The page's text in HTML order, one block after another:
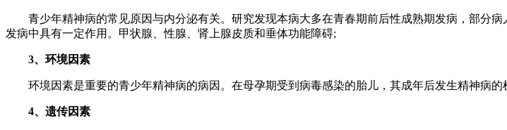
青少年精神病的常见原因与内分泌有关。研究发现本病大多在青春期前后性成熟期发病，部分
发病中具有一定作用。甲状腺、性腺、肾上腺皮质和垂体功能障碍;
3、环境因素
环境因素是重要的青少年精神病的病因。在母孕期受到病毒感染的胎儿，其成年后发生精神病的
4、遗传因素